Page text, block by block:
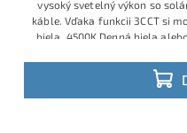
vysoký svetelný výkon so
káble. Vďaka funkcii 3CCT si
biela, 4500K Denná biela